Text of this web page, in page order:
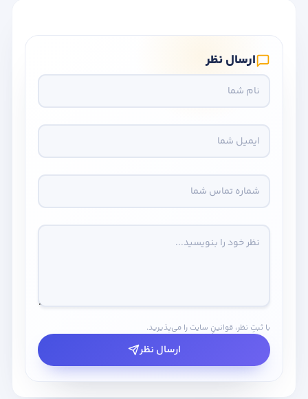
ارسال نظر
با ثبتِ نظر، قوانینِ سایت را می‌پذیرید.
ارسال نظر